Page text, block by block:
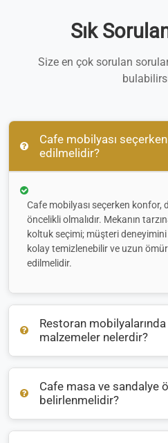
Sık
Size en çok sorulan
Cafe mobilyası
edilmelidir?
Cafe mobilyası seçerken konfor,
öncelikli olmalıdır. Mekanın
koltuk seçimi; müşteri
kolay temizlenebilir ve uzun
edilmelidir.
Restoran
malzemeler nelerdir?
Restoran mobilyalarında
malzemeler öne çıkar. İç
ahşap, dış mekanlarda ise hava
alüminyum veya rattan tercih
Cafe masa ve sandalye
belirlenmelidir?